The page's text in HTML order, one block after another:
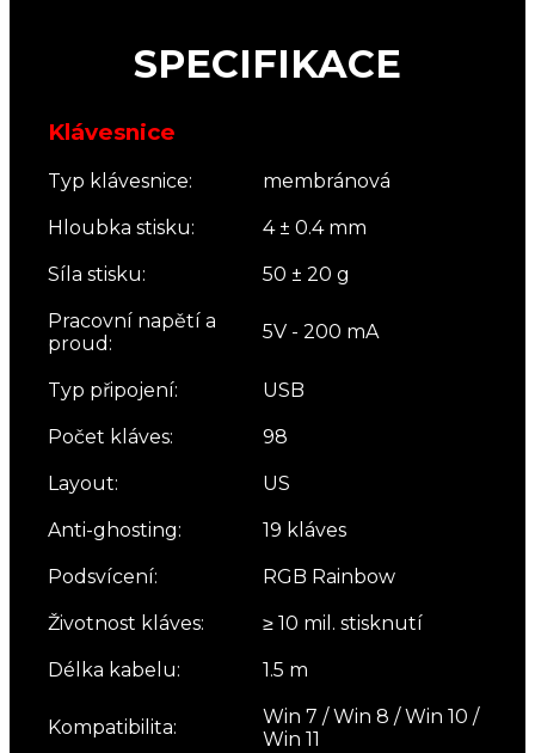
SPECIFIKACE
Klávesnice
Typ klávesnice: membránová
Hloubka stisku: 4 ± 0.4 mm
Síla stisku: 50 ± 20 g
Pracovní napětí a
proud:
5V - 200 mA
Typ připojení: USB
Počet kláves: 98
Layout: US
Anti-ghosting: 19 kláves
Podsvícení: RGB Rainbow
Životnost kláves: ≥ 10 mil. stisknutí
Délka kabelu: 1.5 m
Kompatibilita:
Win 7 / Win 8 / Win 10 /
Win 11